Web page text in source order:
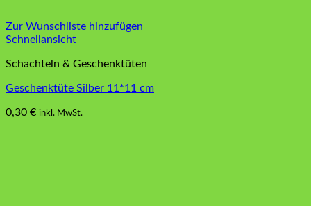
Zur Wunschliste hinzufügen
Schnellansicht
Schachteln & Geschenktüten
Geschenktüte Silber 11*11 cm
0,30 € inkl. MwSt.